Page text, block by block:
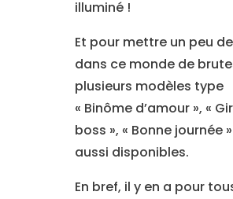
illuminé !
Et pour mettre un peu
dans ce monde de
plusieurs modèles type
« Binôme d’amour », «
boss », « Bonne journée
aussi disponibles.
En bref, il y en a pour